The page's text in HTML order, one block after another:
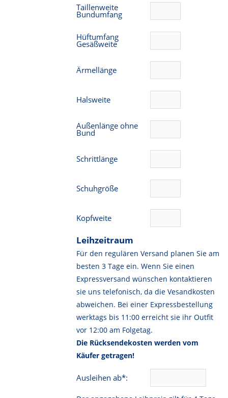
Taillenweite
Bundumfang
Hüftumfang
Gesäßweite
Ärmellänge
Halsweite
Außenlänge ohne
Bund
Schrittlänge
Schuhgröße
Kopfweite
Leihzeitraum
Für den regulären Versand planen Sie am
besten 3 Tage ein. Wenn Sie einen
Expressversand wünschen kontaktieren
sie uns telefonisch, da die Vesandkosten
abweichen. Bei einer Expressbestellung
werktags bis 11:00 erreicht sie ihr Outfit
vor 12:00 am Folgetag.
Die Rücksendekosten werden vom
Käufer getragen!
Ausleihen ab*: